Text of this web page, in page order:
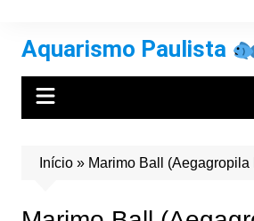
conteúdo
Aquarismo Paulista
Início» Marimo Ball (Aegagropila